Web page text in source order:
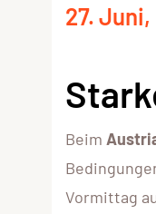
27.
Beim
Vormittag